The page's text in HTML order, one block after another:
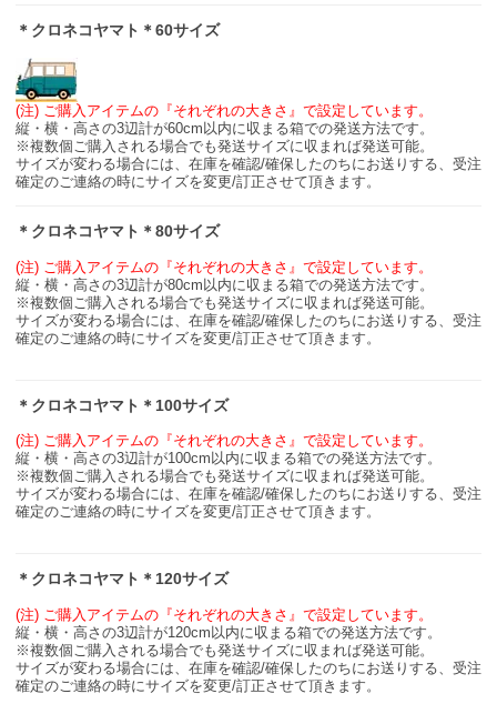
＊クロネコヤマト＊60サイズ
(注) ご購入アイテムの『それぞれの大きさ』で設定しています。
縦・横・高さの3辺計が60cm以内に収まる箱での発送方法です。
※複数個ご購入される場合でも発送サイズに収まれば発送可能。
サイズが変わる場合には、在庫を確認/確保したのちにお送りする、受注
確定のご連絡の時にサイズを変更/訂正させて頂きます。
＊クロネコヤマト＊80サイズ
(注) ご購入アイテムの『それぞれの大きさ』で設定しています。
縦・横・高さの3辺計が80cm以内に収まる箱での発送方法です。
※複数個ご購入される場合でも発送サイズに収まれば発送可能。
サイズが変わる場合には、在庫を確認/確保したのちにお送りする、受注
確定のご連絡の時にサイズを変更/訂正させて頂きます。
＊クロネコヤマト＊100サイズ
(注) ご購入アイテムの『それぞれの大きさ』で設定しています。
縦・横・高さの3辺計が100cm以内に収まる箱での発送方法です。
※複数個ご購入される場合でも発送サイズに収まれば発送可能。
サイズが変わる場合には、在庫を確認/確保したのちにお送りする、受注
確定のご連絡の時にサイズを変更/訂正させて頂きます。
＊クロネコヤマト＊120サイズ
(注) ご購入アイテムの『それぞれの大きさ』で設定しています。
縦・横・高さの3辺計が120cm以内に収まる箱での発送方法です。
※複数個ご購入される場合でも発送サイズに収まれば発送可能。
サイズが変わる場合には、在庫を確認/確保したのちにお送りする、受注
確定のご連絡の時にサイズを変更/訂正させて頂きます。